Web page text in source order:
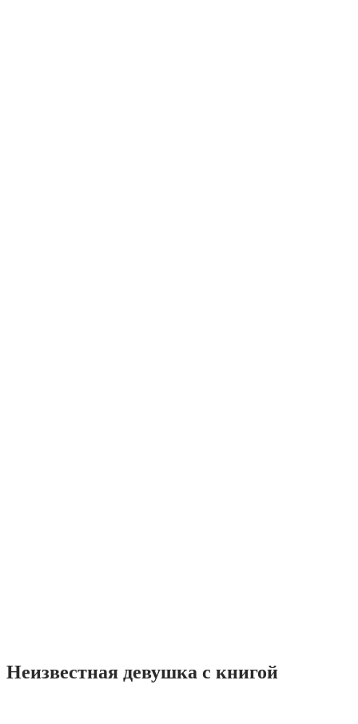
Неизвестная девушка с книгой